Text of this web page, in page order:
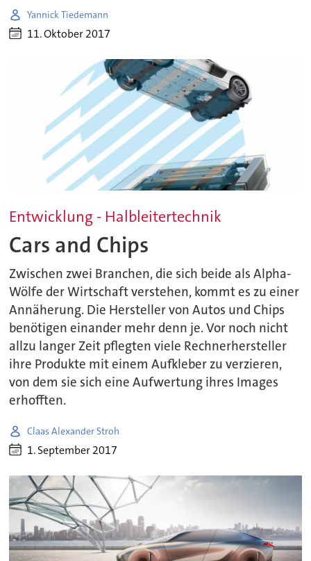
Yannick Tiedemann
11. Oktober 2017
Entwicklung - Halbleitertechnik
Cars and Chips
Zwischen zwei Branchen, die sich beide als Alpha-
Wölfe der Wirtschaft verstehen, kommt es zu einer
Annäherung. Die Hersteller von Autos und Chips
benötigen einander mehr denn je. Vor noch nicht
allzu langer Zeit pflegten viele Rechnerhersteller
ihre Produkte mit einem Aufkleber zu verzieren,
von dem sie sich eine Aufwertung ihres Images
erhofften.
Claas Alexander Stroh
1. September 2017